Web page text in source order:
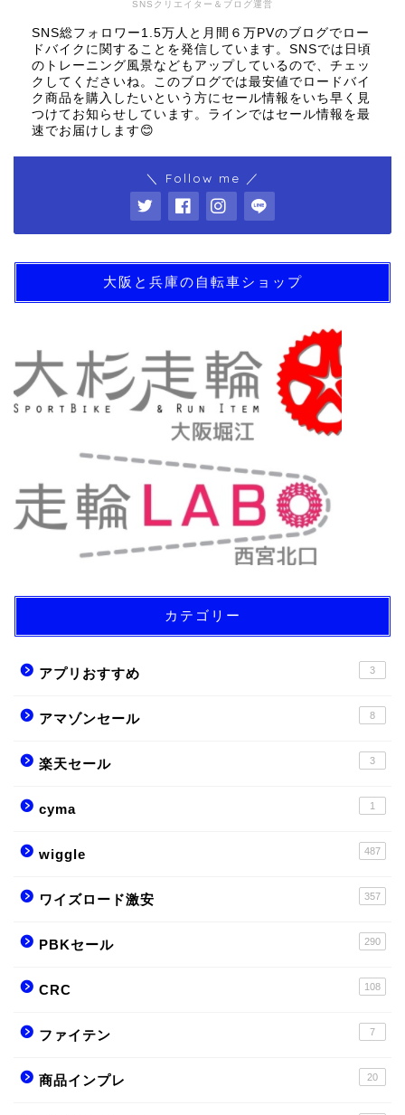
SNSクリエイター＆ブログ運営
SNS総フォロワー1.5万人と月間６万PVのブログでロー
ドバイクに関することを発信しています。SNSでは日頃
のトレーニング風景などもアップしているので、チェッ
クしてくださいね。このブログでは最安値でロードバイ
ク商品を購入したいという方にセール情報をいち早く見
つけてお知らせしています。ラインではセール情報を最
速でお届けします😊
＼ Follow me ／
大阪と兵庫の自転車ショップ
カテゴリー
アプリおすすめ 3
アマゾンセール 8
楽天セール 3
cyma 1
wiggle 487
ワイズロード激安 357
PBKセール 290
CRC 108
ファイテン 7
商品インプレ 20